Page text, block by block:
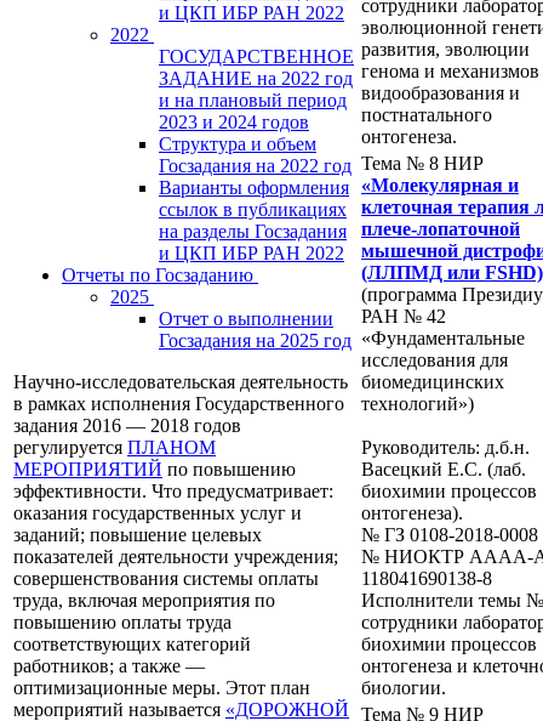
и ЦКП ИБР РАН 2022
2022
ГОСУДАРСТВЕННОЕ
ЗАДАНИЕ на 2022 год
и на плановый период
2023 и 2024 годов
Структура и объем
Госзадания на 2022 год
Варианты оформления
ссылок в публикациях
на разделы Госзадания
и ЦКП ИБР РАН 2022
Отчеты по Госзаданию
2025
Отчет о выполнении
Госзадания на 2025 год
Научно-исследовательская деятельность
в рамках исполнения Государственного
задания 2016 — 2018 годов
регулируется ПЛАНОМ
МЕРОПРИЯТИЙ по повышению
эффективности. Что предусматривает:
оказания государственных услуг и
заданий; повышение целевых
показателей деятельности учреждения;
совершенствования системы оплаты
труда, включая мероприятия по
повышению оплаты труда
соответствующих категорий
работников; а также —
оптимизационные меры. Этот план
мероприятий называется «ДОРОЖНОЙ
сотрудники
эволюционной
развития, эволюции
генома и механизмов
видообразования и
постнатального
онтогенеза.
Тема № 8 НИР
«Молекулярная и
клеточная терапия
плече-лопаточной
мышечной
(ЛЛПМД или
(программа
РАН № 42
«Фундаментальные
исследования для
биомедицинских
технологий»)
Руководитель: д.б.н.
Васецкий Е.С. (лаб.
биохимии процессов
онтогенеза).
№ ГЗ 0108-2018-0008
№ НИОКТР AAAA-
118041690138-8
Исполнители темы
сотрудники
биохимии процессов
онтогенеза и
биологии.
Тема № 9 НИР